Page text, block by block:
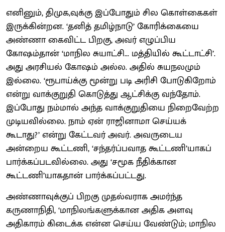
எனினும், திமுக,வுக்கு இப்போதும் சில கொள்கைகள்
இருக்கின்றன. ‘தனித் தமிழ்நாடு’ கோரிக்கையை
அண்ணா கைவிட்ட பிறகு, அவர் எழுப்பிய
கோஷம்தான் ‘மாநில சுயாட்சி... மத்தியில் கூட்டாட்சி’.
அது அரசியல் கோஷம் அல்ல. அதில் சுயநலமும்
இல்லை. ‘ரூபாய்க்கு மூன்று படி அரிசி போடுகிறோம்
என்று வாக்குறுதி கொடுத்து ஆட்சிக்கு வந்தோம்.
இப்போது நம்மால் அந்த வாக்குறுதியை நிறைவேற்ற
முடியவில்லை. நாம் ஏன் ராஜினாமா செய்யக்
கூடாது?’ என்று கேட்டவர் அவர். அவருடைய
அன்றைய கூட்டணி, ‘சந்தர்ப்பவாத கூட்டணி’யாகப்
பார்க்கப்படவில்லை. அது ‘சமூக நீதிக்கான
கூட்டணி’யாகதான் பார்க்கப்பட்டது.
அண்ணாவுக்குப் பிறகு முதல்வராக அமர்ந்த
கருணாநிதி, ‘மாநிலங்களுக்கான அதிக அளவு
அதிகாரம் கிடைக்க என்ன செய்ய வேண்டும்; மாநில